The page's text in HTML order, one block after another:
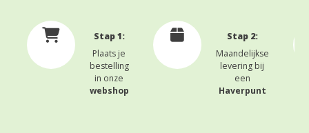
Stap 1:
Plaats je
bestelling
in onze
webshop
Stap 2:
Maandelijkse
levering bij
een
Haverpunt